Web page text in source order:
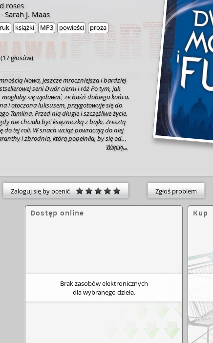
roses
Sarah J. Maas
książki MP3 powieści
proza
17 głosów)
Nowa, jeszcze mroczniejsza i bardziej
serii Dwór cierni i róż Po tym, jak
mogłoby się wydawać, że baśń dobiega końca.
i otoczona luksusem, przygotowuje się do
Tamlina. Przed nią długie i szczęśliwe życie.
nie chciała być księżniczką z bajki. Zresztą
do tej roli. W snach wciąż powracają do niej
i zbrodnia, którą popełniła, by się od
zapewnić jej bezpieczeńtwo Tamlin próbuje
jego niebezpiecznego królestwa. To pewne, że
chciał wykorzystać ją do swoich celów.
jest tym, kogo Feyra powinna się obawiać.
bowiem nie jest bezpiecznie, a sam Tamlin
Więcej...
Zaloguj się by ocenić Zgłoś problem
Dostęp online
Brak zasobów elektronicznych
dla wybranego dzieła.
Kup